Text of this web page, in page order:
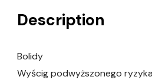
Description
Bolidy
Wyścig podwyższonego ryzyka